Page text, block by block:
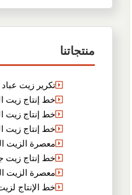
منتجاتنا
تكرير زيت
خط إنتاج زيت
خط إنتاج زيت
خط إنتاج زيت
معصرة الزيت
خط إنتاج زيت
معصرة الزيت
خط الإنتاج